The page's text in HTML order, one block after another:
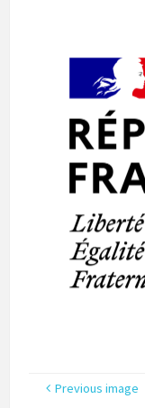
Previous image